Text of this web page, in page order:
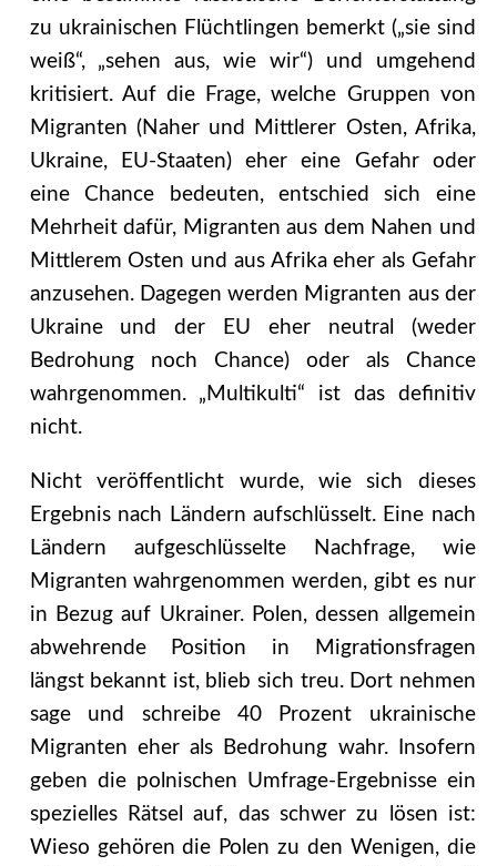
zu ukrainischen Flüchtlingen bemerkt („sie sind
weiß“, „sehen aus, wie wir“) und umgehend
kritisiert. Auf die Frage, welche Gruppen von
Migranten (Naher und Mittlerer Osten, Afrika,
Ukraine, EU-Staaten) eher eine Gefahr oder
eine Chance bedeuten, entschied sich eine
Mehrheit dafür, Migranten aus dem Nahen und
Mittlerem Osten und aus Afrika eher als Gefahr
anzusehen. Dagegen werden Migranten aus der
Ukraine und der EU eher neutral (weder
Bedrohung noch Chance) oder als Chance
wahrgenommen. „Multikulti“ ist das definitiv
nicht.
Nicht veröffentlicht wurde, wie sich dieses
Ergebnis nach Ländern aufschlüsselt. Eine nach
Ländern aufgeschlüsselte Nachfrage, wie
Migranten wahrgenommen werden, gibt es nur
in Bezug auf Ukrainer. Polen, dessen allgemein
abwehrende Position in Migrationsfragen
längst bekannt ist, blieb sich treu. Dort nehmen
sage und schreibe 40 Prozent ukrainische
Migranten eher als Bedrohung wahr. Insofern
geben die polnischen Umfrage-Ergebnisse ein
spezielles Rätsel auf, das schwer zu lösen ist:
Wieso gehören die Polen zu den Wenigen, die